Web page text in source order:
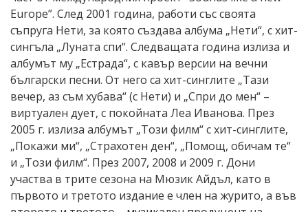
Europe”. След 2001 година, работи със своята
съпруга Нети, за която създава албума „Нети“, с хит-
сингъла „Луната спи“. Следващата година излиза и
албумът му „Естрада“, с кавър версии на вечни
български песни. От него са хит-синглите „Тази
вечер, аз съм хубава“ (с Нети) и „Спри до мен“ –
виртуален дует, с покойната Леа Иванова. През
2005 г. излиза албумът „Този филм“ с хит-синглите,
„Покажи ми“, „Страхотен ден“, „Помощ, обичам те“
и „Този филм“. През 2007, 2008 и 2009 г. Дони
участва в трите сезона на Мюзик Айдъл, като в
първото и третото издание е член на журито, а във